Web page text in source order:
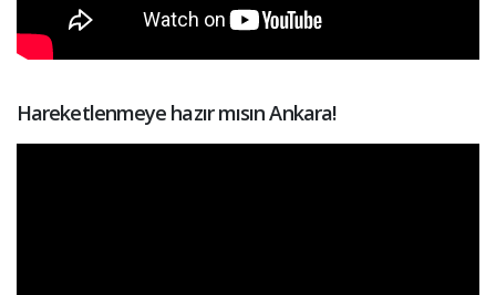
Hareketlenmeye hazır mısın Ankara!